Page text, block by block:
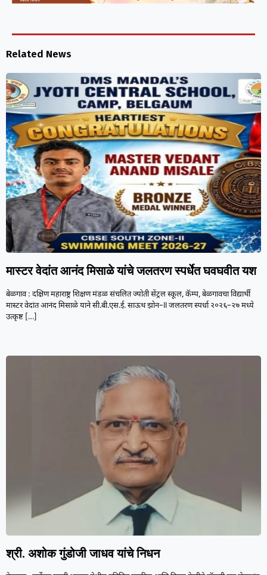
Related News
मास्टर वेदांत आनंद मिसाळे यांचे जलतरण स्पर्धेत घवघवीत यश
बेळगाव : दक्षिण महाराष्ट्र शिक्षण मंडळ संचलित ज्योती सेंट्रल स्कूल, कॅम्प, बेळगावचा विद्यार्थी
मास्टर वेदांत आनंद मिसाळे याने सी.बी.एस.ई. साऊथ झोन–II जलतरण स्पर्धा २०२६–२७ मध्ये
उत्कृष्ट […]
श्री. अशोक गुंडोजी जाधव यांचे निधन